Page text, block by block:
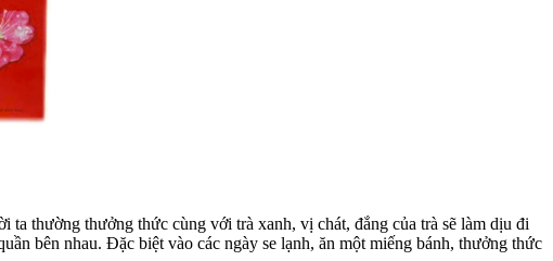
thường thưởng thức cùng với trà xanh, vị chát, đắng của trà sẽ làm dịu đi
bên nhau. Đặc biệt vào các ngày se lạnh, ăn một miếng bánh, thưởng thức